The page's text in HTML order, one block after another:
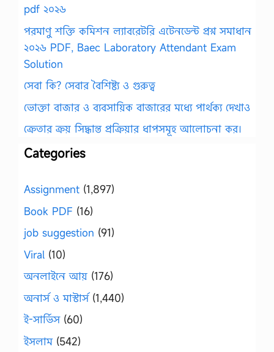
pdf ২০২৬
পরমাণু শক্তি কমিশন ল্যাবরেটরি এটেনডেন্ট প্রশ্ন সমাধান
২০২৬ PDF, Baec Laboratory Attendant Exam
Solution
সেবা কি? সেবার বৈশিষ্ট্য ও গুরুত্ব
ভোক্তা বাজার ও ব্যবসায়িক বাজারের মধ্যে পার্থক্য দেখাও
ক্রেতার ক্রয় সিদ্ধান্ত প্রক্রিয়ার ধাপসমূহ আলোচনা কর।
Categories
Assignment (1,897)
Book PDF (16)
job suggestion (91)
Viral (10)
অনলাইনে আয় (176)
অনার্স ও মাস্টার্স(1,440)
ই-সার্ভিস(60)
ইসলাম(542)